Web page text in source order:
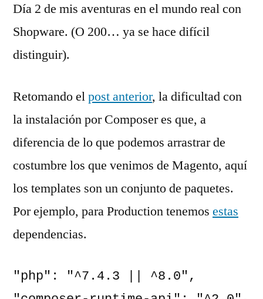
Día 2 de mis aventuras en el mundo real con
Shopware. (O 200… ya se hace difícil
distinguir).
Retomando elpost anterior, la dificultad con
la instalación por Composer es que, a
diferencia de lo que podemos arrastrar de
costumbre los que venimos de Magento, aquí
los templates son un conjunto de paquetes.
Por ejemplo, para Production tenemos estas
dependencias.
"php": "^7.4.3 || ^8.0",